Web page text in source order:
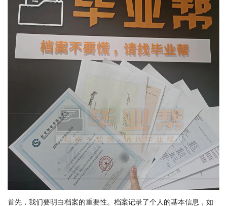
首先，我们要明白档案的重要性。档案记录了个人的基本信息，如